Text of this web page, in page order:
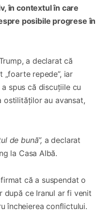
în contextul în care
posibile progrese în
a declarat că
repede”, iar
spus că discuțiile cu
ostilităților au avansat,
de bună”, a declarat
la Casa Albă.
că a suspendat o
după ce Iranul ar fi venit
încheierea conflictului.